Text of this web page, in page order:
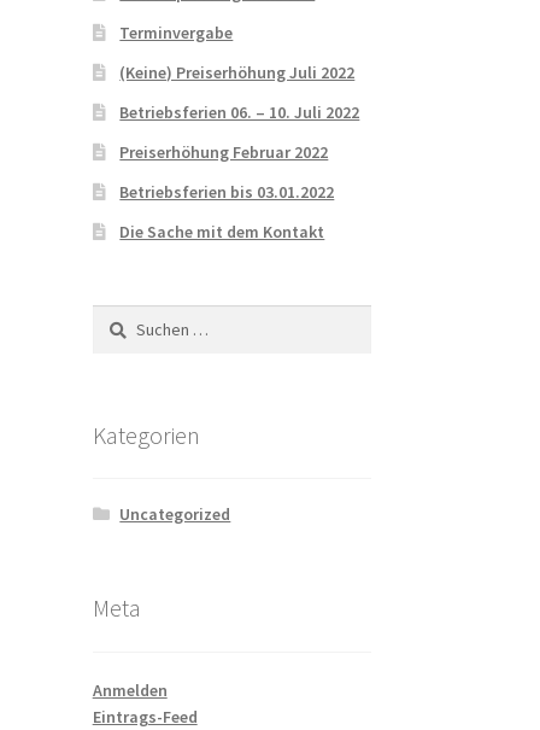
Terminvergabe
(Keine) Preiserhöhung Juli 2022
Betriebsferien 06. – 10. Juli 2022
Preiserhöhung Februar 2022
Betriebsferien bis 03.01.2022
Die Sache mit dem Kontakt
Suchen
nach:
Kategorien
Uncategorized
Meta
Anmelden
Eintrags-Feed